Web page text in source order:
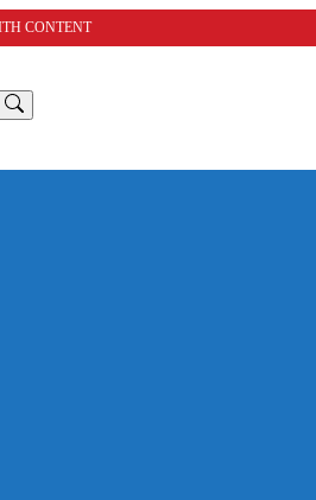
CONTENT